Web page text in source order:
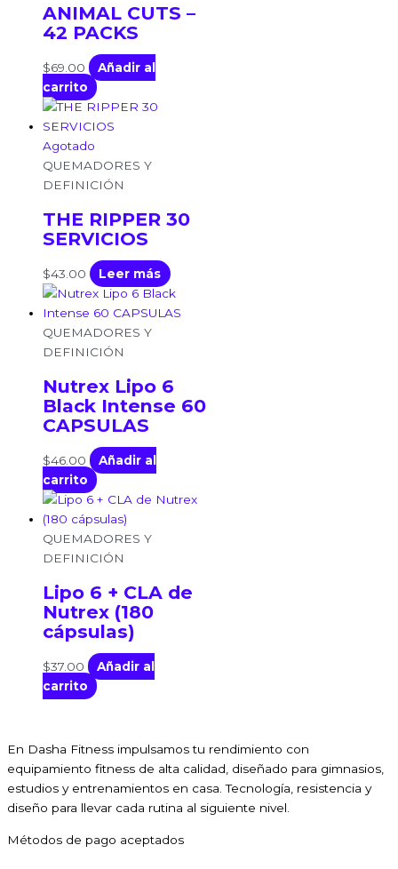
ANIMAL CUTS –
42 PACKS
$69.00
Añadir al
carrito
Agotado
QUEMADORES Y
DEFINICIÓN
THE RIPPER 30
SERVICIOS
$43.00 Leer más
QUEMADORES Y
DEFINICIÓN
Nutrex Lipo 6
Black Intense 60
CAPSULAS
$46.00
Añadir al
carrito
QUEMADORES Y
DEFINICIÓN
Lipo 6 + CLA de
Nutrex (180
cápsulas)
$37.00
Añadir al
carrito
En Dasha Fitness impulsamos tu rendimiento con
equipamiento fitness de alta calidad, diseñado para gimnasios,
estudios y entrenamientos en casa. Tecnología, resistencia y
diseño para llevar cada rutina al siguiente nivel.
Métodos de pago aceptados